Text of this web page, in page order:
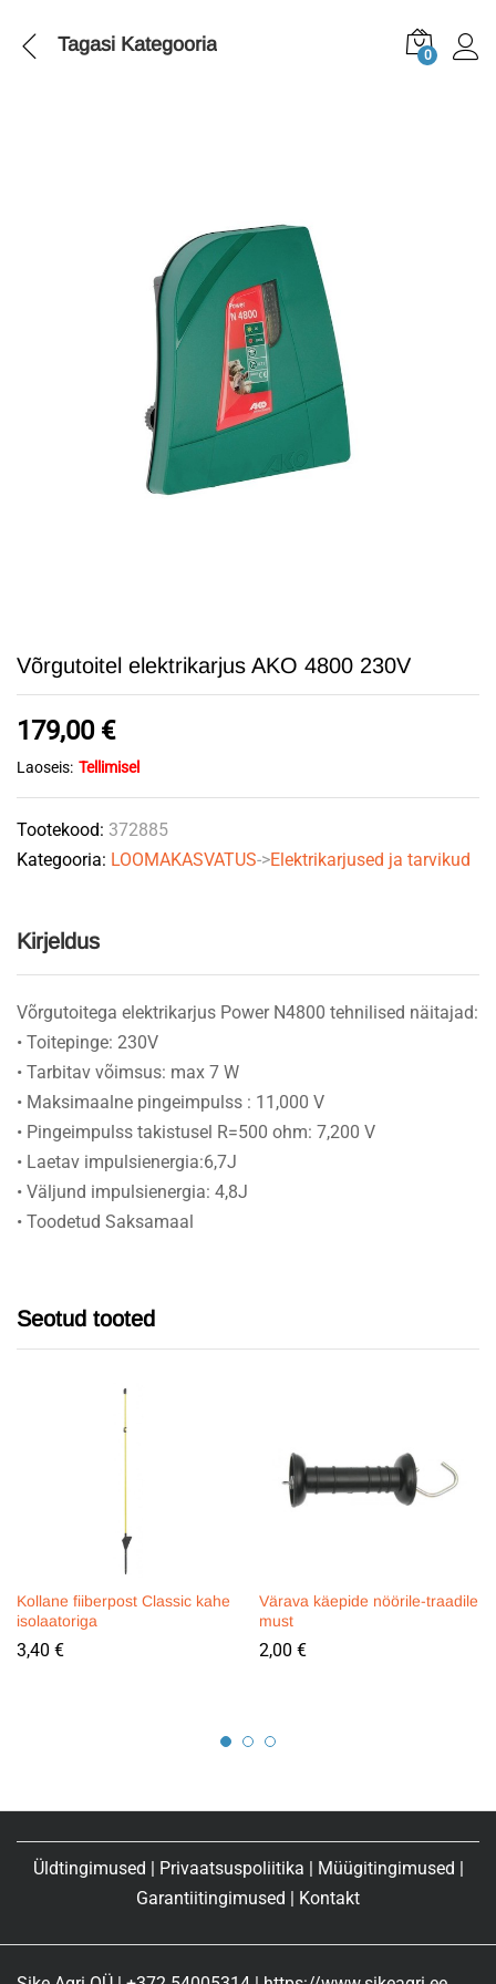
Tagasi Kategooria 0
Võrgutoitel elektrikarjus AKO 4800 230V
179,00 €
Laoseis: Tellimisel
Tootekood: 372885
Kategooria: LOOMAKASVATUS->Elektrikarjused ja tarvikud
Kirjeldus
Võrgutoitega elektrikarjus Power N4800 tehnilised näitajad:
• Toitepinge: 230V
• Tarbitav võimsus: max 7 W
• Maksimaalne pingeimpulss : 11,000 V
• Pingeimpulss takistusel R=500 ohm: 7,200 V
• Laetav impulsienergia:6,7J
• Väljund impulsienergia: 4,8J
• Toodetud Saksamaal
Seotud tooted
Kollane fiiberpost Classic kahe
isolaatoriga
3,40 €
Värava käepide nöörile-traadile
must
2,00 €
Üldtingimused Privaatsuspoliitika Müügitingimused
Garantiitingimused
Kontakt